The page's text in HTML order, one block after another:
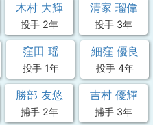
木村 大輝
投手 2年
清家 瑠偉
投手 3年
窪田 瑶
投手 1年
細窪 優良
投手 4年
勝部 友悠
捕手 2年
吉村 優輝
捕手 3年